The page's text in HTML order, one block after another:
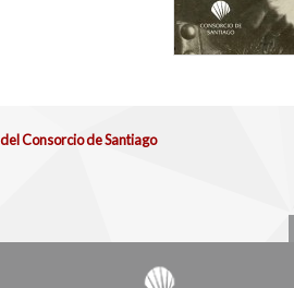
Consorcio de Santiago